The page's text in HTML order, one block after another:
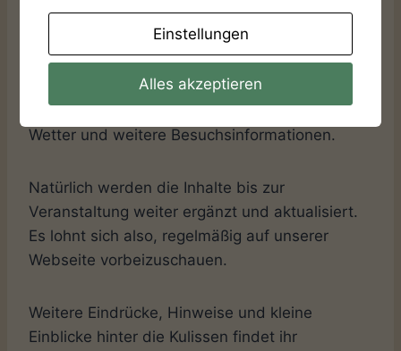
Viele kurze Antworten findet ihr außerdem in
unserenFAQ. Dort sammeln wir typische
Fragen rund um Tickets, Anreise, Hunde,
Gewandung, Kinderangebote, Programm,
Wetter und weitere Besuchsinformationen.
Natürlich werden die Inhalte bis zur
Veranstaltung weiter ergänzt und aktualisiert.
Es lohnt sich also, regelmäßig auf unserer
Webseite vorbeizuschauen.
Weitere Eindrücke, Hinweise und kleine
Einblicke hinter die Kulissen findet ihr
Einstellungen
Alles akzeptieren